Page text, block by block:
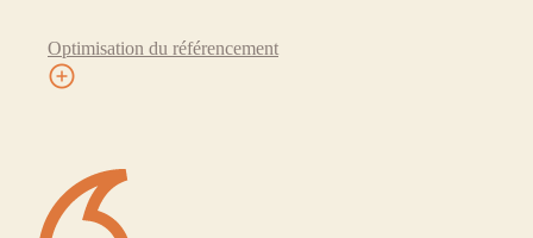
Optimisation du référencement